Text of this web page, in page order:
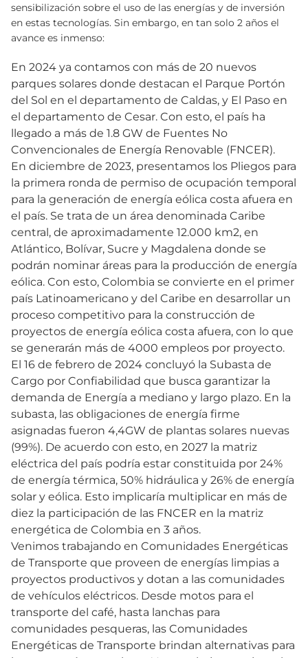
sensibilización sobre el uso de las energías y de inversión
en estas tecnologías. Sin embargo, en tan solo 2 años el
avance es inmenso:
En 2024 ya contamos con más de 20 nuevos
parques solares donde destacan el Parque Portón
del Sol en el departamento de Caldas, y El Paso en
el departamento de Cesar. Con esto, el país ha
llegado a más de 1.8 GW de Fuentes No
Convencionales de Energía Renovable (FNCER).
En diciembre de 2023, presentamos los Pliegos para
la primera ronda de permiso de ocupación temporal
para la generación de energía eólica costa afuera en
el país. Se trata de un área denominada Caribe
central, de aproximadamente 12.000 km2, en
Atlántico, Bolívar, Sucre y Magdalena donde se
podrán nominar áreas para la producción de energía
eólica. Con esto, Colombia se convierte en el primer
país Latinoamericano y del Caribe en desarrollar un
proceso competitivo para la construcción de
proyectos de energía eólica costa afuera, con lo que
se generarán más de 4000 empleos por proyecto.
El 16 de febrero de 2024 concluyó la Subasta de
Cargo por Confiabilidad que busca garantizar la
demanda de Energía a mediano y largo plazo. En la
subasta, las obligaciones de energía firme
asignadas fueron 4,4GW de plantas solares nuevas
(99%). De acuerdo con esto, en 2027 la matriz
eléctrica del país podría estar constituida por 24%
de energía térmica, 50% hidráulica y 26% de energía
solar y eólica. Esto implicaría multiplicar en más de
diez la participación de las FNCER en la matriz
energética de Colombia en 3 años.
Venimos trabajando en Comunidades Energéticas
de Transporte que proveen de energías limpias a
proyectos productivos y dotan a las comunidades
de vehículos eléctricos. Desde motos para el
transporte del café, hasta lanchas para
comunidades pesqueras, las Comunidades
Energéticas de Transporte brindan alternativas para